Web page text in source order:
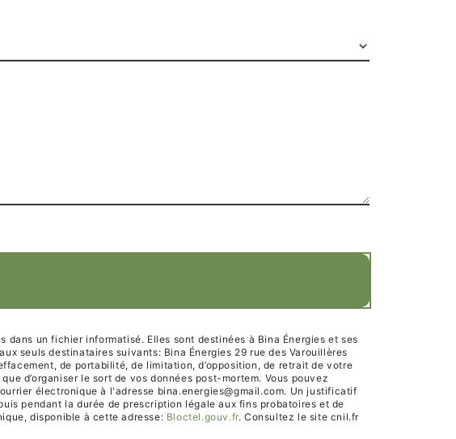
un fichier informatisé. Elles sont destinées à Bina Énergies et ses
seuls destinataires suivants: Bina Énergies 29 rue des Varouillères
de portabilité, de limitation, d’opposition, de retrait de votre
d’organiser le sort de vos données post-mortem. Vous pouvez
électronique à l'adresse bina.energies@gmail.com. Un justificatif
pendant la durée de prescription légale aux fins probatoires et de
disponible à cette adresse: Bloctel.gouv.fr. Consultez le site cnil.fr